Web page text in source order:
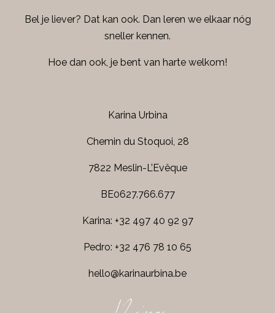
Bel je liever? Dat kan ook. Dan leren we elkaar nóg
sneller kennen.
Hoe dan ook, je bent van harte welkom!
Karina Urbina
Chemin du Stoquoi, 28
7822 Meslin-L’Evêque
BE0627.766.677
Karina: +32 497 40 92 97
Pedro: +32 476 78 10 65
hello@karinaurbina.be